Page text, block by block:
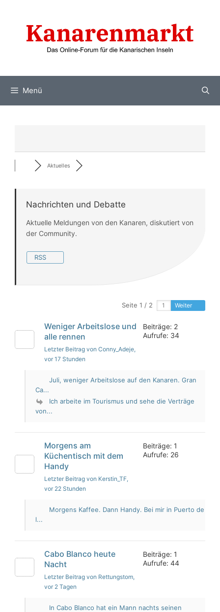
springen
Menü
Aktuelles
Nachrichten und Debatte
Aktuelle Meldungen von den Kanaren, diskutiert von
der Community.
RSS
Seite 1 / 2 Weiter
Weniger Arbeitslose und
alle rennen
Letzter Beitrag von Conny_Adeje,
vor 17 Stunden
Beiträge: 2
Aufrufe: 34
Juli, weniger Arbeitslose auf den Kanaren. Gran
Ca...
Ich arbeite im Tourismus und sehe die Verträge
von...
Morgens am
Küchentisch mit dem
Handy
Letzter Beitrag von Kerstin_TF,
vor 22 Stunden
Beiträge: 1
Aufrufe: 26
Morgens Kaffee. Dann Handy. Bei mir in Puerto de
l...
Cabo Blanco heute
Nacht
Letzter Beitrag von Rettungstom,
vor 2 Tagen
Beiträge: 1
Aufrufe: 44
In Cabo Blanco hat ein Mann nachts seinen